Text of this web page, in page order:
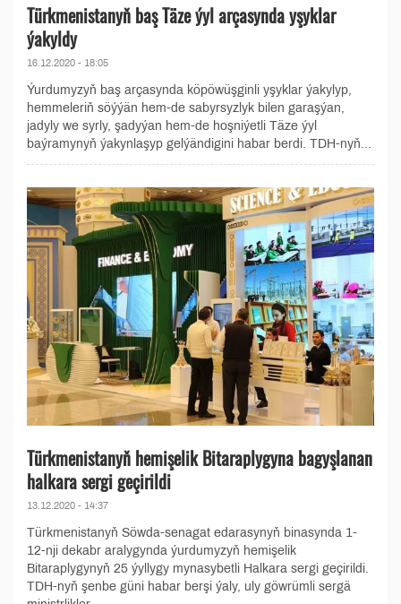
Türkmenistanyň baş Täze ýyl arçasynda yşyklar
ýakyldy
16.12.2020 - 18:05
Ýurdumyzyň baş arçasynda köpöwüşginli yşyklar ýakylyp,
hemmeleriň söýýän hem-de sabyrsyzlyk bilen garaşýan,
jadyly we syrly, şadyýan hem-de hoşniýetli Täze ýyl
baýramynyň ýakynlaşyp gelýändigini habar berdi. TDH-nyň...
Türkmenistanyň hemişelik Bitaraplygyna bagyşlanan
halkara sergi geçirildi
13.12.2020 - 14:37
Türkmenistanyň Söwda-senagat edarasynyň binasynda 1-
12-nji dekabr aralygynda ýurdumyzyň hemişelik
Bitaraplygynyň 25 ýyllygy mynasybetli Halkara sergi geçirildi.
TDH-nyň şenbe güni habar berşi ýaly, uly göwrümli sergä